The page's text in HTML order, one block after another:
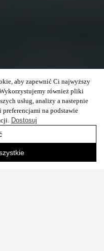
aby zapewnić Ci najwyższy
również pliki
usług, analizy a nastepnie
na podstawie
Dostosuj